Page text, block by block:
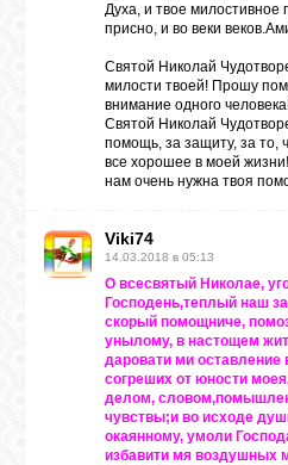
Духа, и твое милостивное
присно, и во веки
Святой Николай
милости твоей! Прошу
внимание одного
Святой Николай
помощь, за защиту, за
все хорошее в моей
нам очень нужна твоя
Viki74
14.03.2018 в 05:13
О всесвятый Николае,
Господень,теплый наш
скорый помощниче,
унылому, в настощем
даровати ми оставление
согреших от юности
делом,
чувствы;и во исходе
окаянному, умоли
избавити мя воздушных